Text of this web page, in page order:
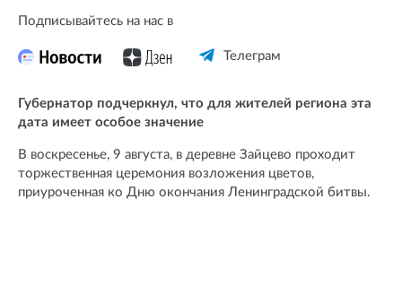
Подписывайтесь на нас в
Телеграм
Губернатор подчеркнул, что для жителей региона эта
дата имеет особое значение
В воскресенье, 9 августа, в деревне Зайцево проходит
торжественная церемония возложения цветов,
приуроченная ко Дню окончания Ленинградской битвы.